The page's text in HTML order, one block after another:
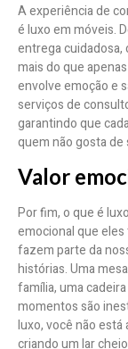
A experiência de
é luxo em móveis.
entrega cuidadosa,
mais do que
envolve emoção e
serviços de
garantindo que
quem não gosta de
Valor
Por fim, o que é
emocional que
fazem parte da
histórias. Uma
família, uma
momentos são
luxo, você não
criando um lar